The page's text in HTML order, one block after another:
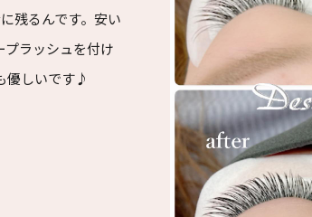
残るんです。安い
プラッシュを付け
優しいです♪